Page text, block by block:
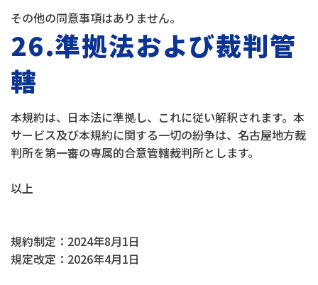
その他の同意事項はありません。
26.準拠法および裁判管
轄
本規約は、日本法に準拠し、これに従い解釈されます。本
サービス及び本規約に関する一切の紛争は、名古屋地方裁
判所を第一審の専属的合意管轄裁判所とします。
以上
規約制定：2024年8月1日
規定改定：2026年4月1日